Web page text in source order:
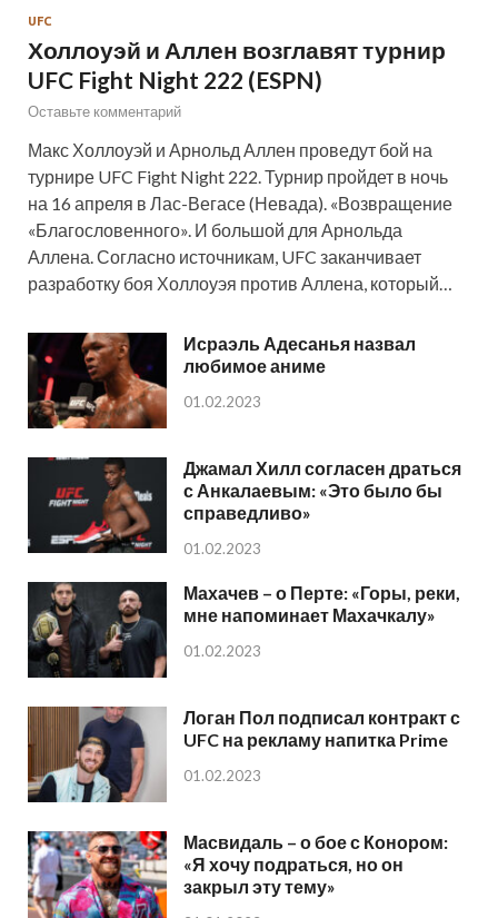
UFC
Холлоуэй и Аллен возглавят турнир
UFC Fight Night 222 (ESPN)
Оставьте комментарий
Макс Холлоуэй и Арнольд Аллен проведут бой на
турнире UFC Fight Night 222. Турнир пройдет в ночь
на 16 апреля в Лас-Вегасе (Невада). «Возвращение
«Благословенного». И большой для Арнольда
Аллена. Согласно источникам, UFC заканчивает
разработку боя Холлоуэя против Аллена, который…
Исраэль Адесанья назвал
любимое аниме
01.02.2023
Джамал Хилл согласен драться
с Анкалаевым: «Это было бы
справедливо»
01.02.2023
Махачев – о Перте: «Горы, реки,
мне напоминает Махачкалу»
01.02.2023
Логан Пол подписал контракт с
UFC на рекламу напитка Prime
01.02.2023
Масвидаль – о бое с Конором:
«Я хочу подраться, но он
закрыл эту тему»